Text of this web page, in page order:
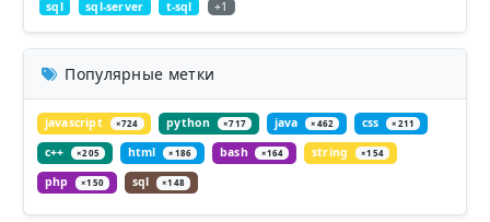
sql sql-server t-sql +1
Популярные метки
javascript ×724 python ×717 java ×462 css ×211
c++ ×205 html ×186 bash ×164 string ×154
php ×150 sql ×148